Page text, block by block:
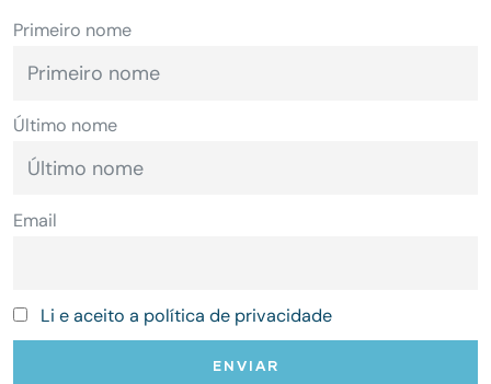
Primeiro nome
Último nome
Email
Li e aceito a política de privacidade